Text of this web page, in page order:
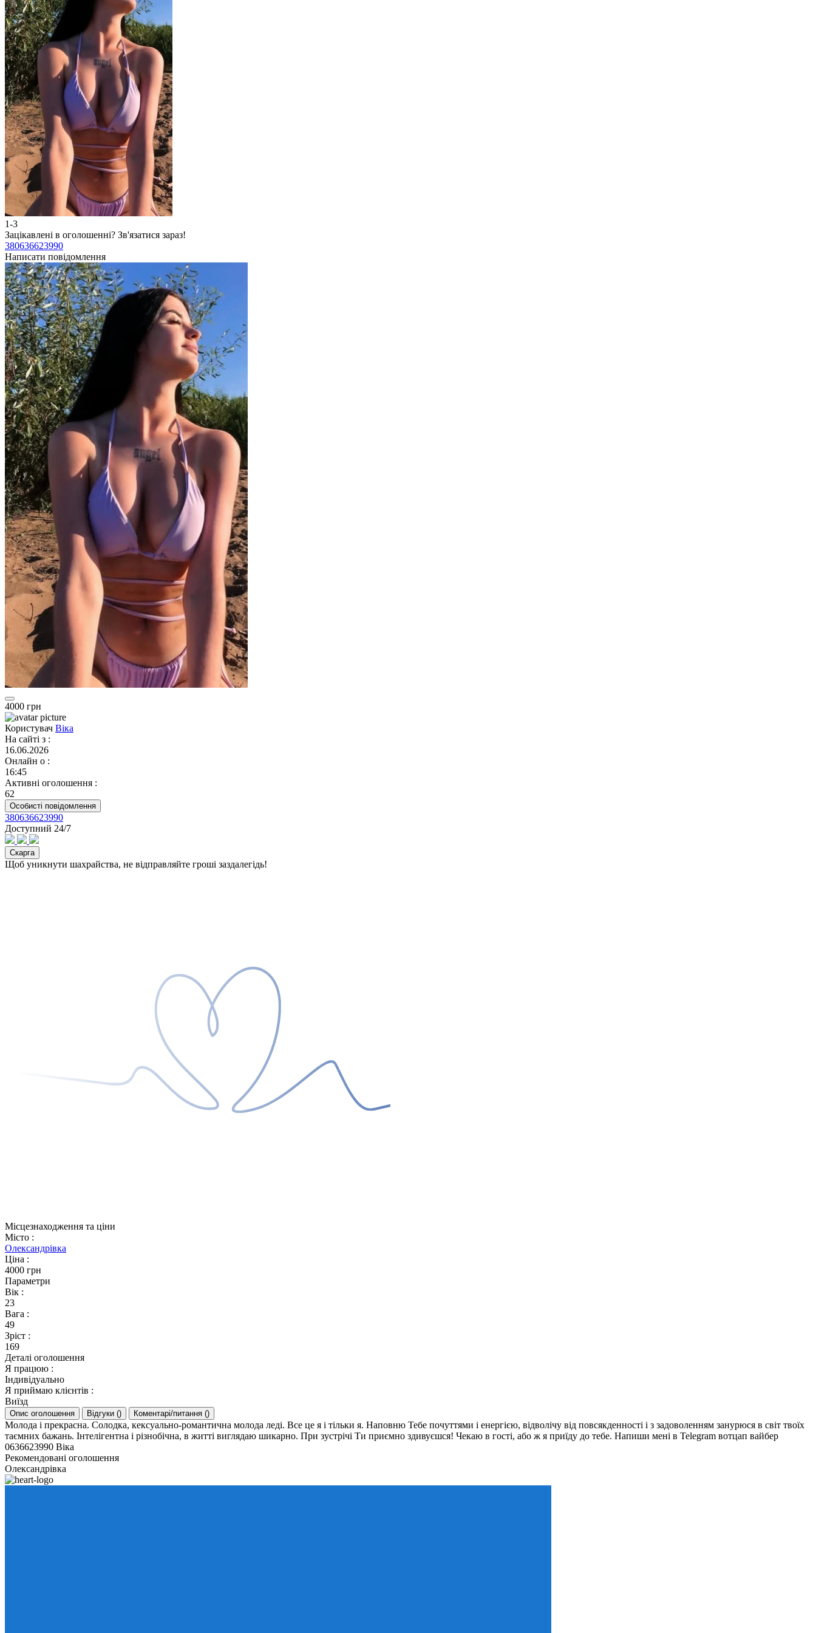
1-3
Зацікавлені в оголошенні? Зв'язатися зараз!
380636623990
Написати повідомлення
4000 грн
Користувач Віка
На сайті з :
16.06.2026
Онлайн о :
16:45
Активні оголошення :
62
Особисті повідомлення
380636623990
Доступний 24/7
Скарга
Щоб уникнути шахрайства, не відправляйте гроші заздалегідь!
Місцезнаходження та ціни
Місто :
Олександрівка
Ціна :
4000 грн
Параметри
Вік :
23
Вага :
49
Зріст :
169
Деталі оголошення
Я працюю :
Індивідуально
Я приймаю клієнтів :
Виїзд
Опис оголошення Відгуки () Коментарі/питання ()
Молода і прекрасна. Солодка, кексуально-романтична молода леді. Все це я і тільки я. Наповню Тебе почуттями і енергією, відволічу від повсякденності і з задоволенням занурюся в світ твоїх
таємних бажань. Інтелігентна і різнобічна, в житті виглядаю шикарно. При зустрічі Ти приємно здивуєшся! Чекаю в гості, або ж я приїду до тебе. Напиши мені в Telegram вотцап вайбер
0636623990 Віка
Рекомендовані оголошення
Олександрівка